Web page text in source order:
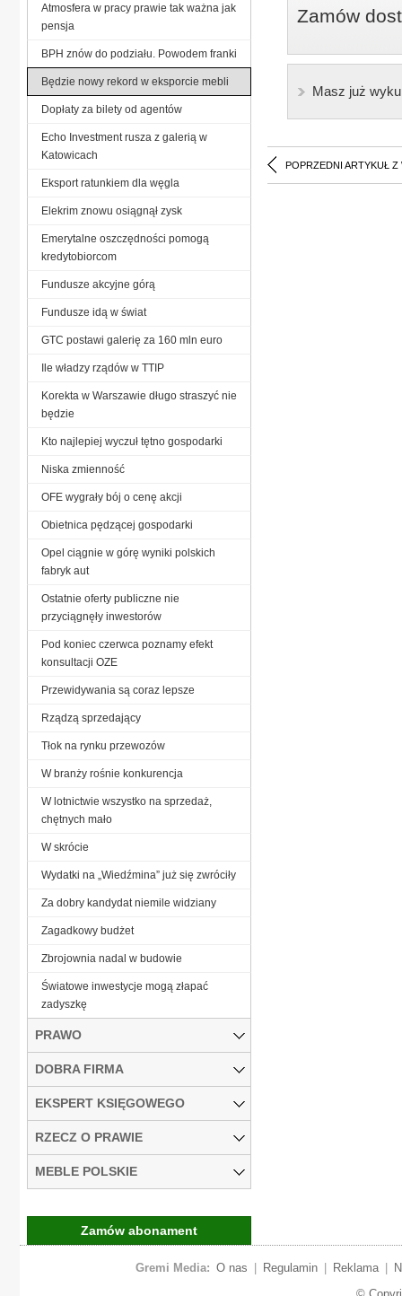
Zamów
Masz już
POPRZEDNI ARTYKUŁ Z
Atmosfera w pracy prawie tak ważna jak
pensja
BPH znów do podziału. Powodem franki
Będzie nowy rekord w eksporcie mebli
Dopłaty za bilety od agentów
Echo Investment rusza z galerią w
Katowicach
Eksport ratunkiem dla węgla
Elekrim znowu osiągnął zysk
Emerytalne oszczędności pomogą
kredytobiorcom
Fundusze akcyjne górą
Fundusze idą w świat
GTC postawi galerię za 160 mln euro
Ile władzy rządów w TTIP
Korekta w Warszawie długo straszyć nie
będzie
Kto najlepiej wyczuł tętno gospodarki
Niska zmienność
OFE wygrały bój o cenę akcji
Obietnica pędzącej gospodarki
Opel ciągnie w górę wyniki polskich
fabryk aut
Ostatnie oferty publiczne nie
przyciągnęły inwestorów
Pod koniec czerwca poznamy efekt
konsultacji OZE
Przewidywania są coraz lepsze
Rządzą sprzedający
Tłok na rynku przewozów
W branży rośnie konkurencja
W lotnictwie wszystko na sprzedaż,
chętnych mało
W skrócie
Wydatki na „Wiedźmina” już się zwróciły
Za dobry kandydat niemile widziany
Zagadkowy budżet
Zbrojownia nadal w budowie
Światowe inwestycje mogą złapać
zadyszkę
PRAWO
DOBRA FIRMA
EKSPERT KSIĘGOWEGO
RZECZ O PRAWIE
MEBLE POLSKIE
Zamów abonament
Gremi Media: O nas Regulamin Reklama